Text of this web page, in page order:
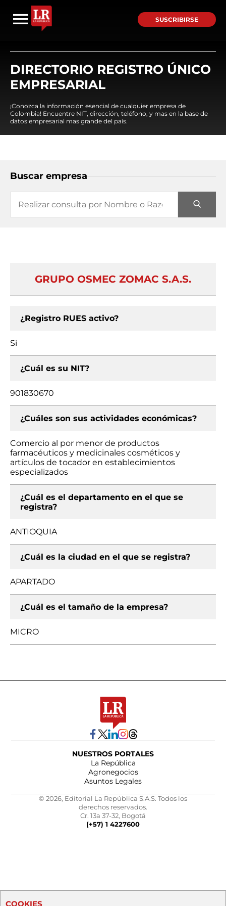
SUSCRIBIRSE
DIRECTORIO REGISTRO ÚNICO
EMPRESARIAL
¡Conozca la información esencial de cualquier empresa de
Colombia! Encuentre NIT, dirección, teléfono, y mas en la base de
datos empresarial mas grande del país.
Buscar empresa
GRUPO OSMEC ZOMAC S.A.S.
¿Registro RUES activo?
Si
¿Cuál es su NIT?
901830670
¿Cuáles son sus actividades económicas?
Comercio al por menor de productos
farmacéuticos y medicinales cosméticos y
artículos de tocador en establecimientos
especializados
¿Cuál es el departamento en el que se
registra?
ANTIOQUIA
¿Cuál es la ciudad en el que se registra?
APARTADO
¿Cuál es el tamaño de la empresa?
MICRO
NUESTROS PORTALES
La República
Agronegocios
Asuntos Legales
© 2026, Editorial La República S.A.S. Todos los
derechos reservados.
Cr. 13a 37-32, Bogotá
(+57) 1 4227600
COOKIES